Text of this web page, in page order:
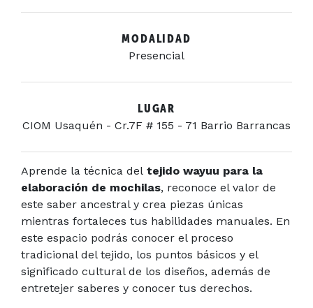
MODALIDAD
Presencial
LUGAR
CIOM Usaquén - Cr.7F # 155 - 71 Barrio Barrancas
Aprende la técnica del tejido wayuu para la
elaboración de mochilas, reconoce el valor de
este saber ancestral y crea piezas únicas
mientras fortaleces tus habilidades manuales. En
este espacio podrás conocer el proceso
tradicional del tejido, los puntos básicos y el
significado cultural de los diseños, además de
entretejer saberes y conocer tus derechos.